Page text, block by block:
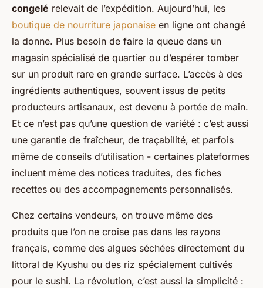
congelé relevait de l’expédition. Aujourd’hui, les
boutique de nourriture japonaise en ligne ont changé
la donne. Plus besoin de faire la queue dans un
magasin spécialisé de quartier ou d’espérer tomber
sur un produit rare en grande surface. L’accès à des
ingrédients authentiques, souvent issus de petits
producteurs artisanaux, est devenu à portée de main.
Et ce n’est pas qu’une question de variété : c’est aussi
une garantie de fraîcheur, de traçabilité, et parfois
même de conseils d’utilisation - certaines plateformes
incluent même des notices traduites, des fiches
recettes ou des accompagnements personnalisés.
Chez certains vendeurs, on trouve même des
produits que l’on ne croise pas dans les rayons
français, comme des algues séchées directement du
littoral de Kyushu ou des riz spécialement cultivés
pour le sushi. La révolution, c’est aussi la simplicité :